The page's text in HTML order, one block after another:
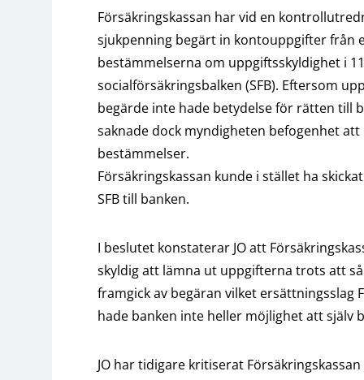
Försäkringskassan har vid en
sjukpenning begärt in kontouppgifter från
bestämmelserna om uppgiftsskyldighet i
socialförsäkringsbalken (SFB). Eftersom
begärde inte hade betydelse för rätten till
saknade dock myndigheten befogenhet
bestämmelser.
Försäkringskassan kunde i stället ha
SFB till banken.
I beslutet konstaterar JO att
skyldig att lämna ut uppgifterna trots att
framgick av begäran vilket ersättningsslag
hade banken inte heller möjlighet att själv
JO har tidigare kritiserat